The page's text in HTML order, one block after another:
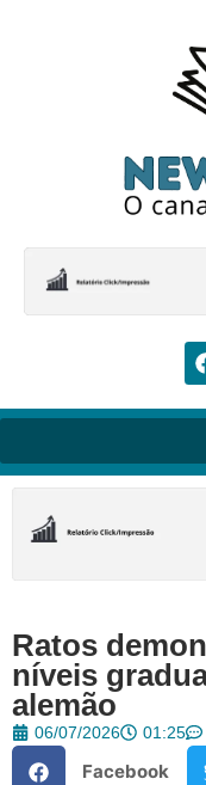
Ratos
níveis
alemão
06/07/2026 01:25
Facebook